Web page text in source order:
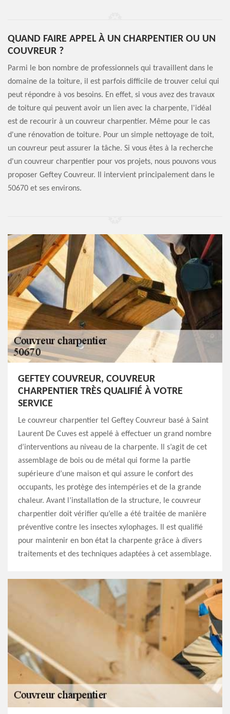
QUAND FAIRE APPEL À UN CHARPENTIER OU UN
COUVREUR ?
Parmi le bon nombre de professionnels qui travaillent dans le
domaine de la toiture, il est parfois difficile de trouver celui qui
peut répondre à vos besoins. En effet, si vous avez des travaux
de toiture qui peuvent avoir un lien avec la charpente, l'idéal
est de recourir à un couvreur charpentier. Même pour le cas
d'une rénovation de toiture. Pour un simple nettoyage de toit,
un couvreur peut assurer la tâche. Si vous êtes à la recherche
d'un couvreur charpentier pour vos projets, nous pouvons vous
proposer Geftey Couvreur. Il intervient principalement dans le
50670 et ses environs.
GEFTEY COUVREUR, COUVREUR
CHARPENTIER TRÈS QUALIFIÉ À VOTRE
SERVICE
Le couvreur charpentier tel Geftey Couvreur basé à Saint
Laurent De Cuves est appelé à effectuer un grand nombre
d’interventions au niveau de la charpente. Il s’agit de cet
assemblage de bois ou de métal qui forme la partie
supérieure d’une maison et qui assure le confort des
occupants, les protège des intempéries et de la grande
chaleur. Avant l’installation de la structure, le couvreur
charpentier doit vérifier qu’elle a été traitée de manière
préventive contre les insectes xylophages. Il est qualifié
pour maintenir en bon état la charpente grâce à divers
traitements et des techniques adaptées à cet assemblage.